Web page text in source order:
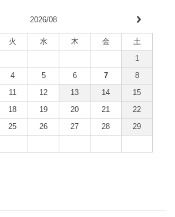
2026/08
火 水 木 金
土
1
4 5 6 7
8
11 12 13 14
15
18 19 20 21
22
25 26 27 28
29